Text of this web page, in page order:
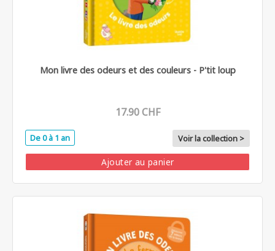
Mon livre des odeurs et des couleurs - P'tit loup
17.90 CHF
De 0 à 1 an Voir la collection >
Ajouter au panier